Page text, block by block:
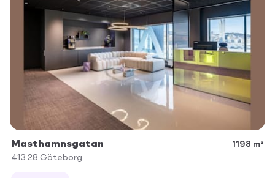
Masthamnsgatan
1198 m²
413 28 Göteborg